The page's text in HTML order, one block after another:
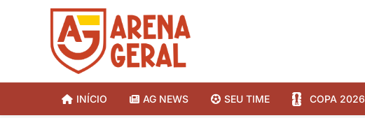
INÍCIO AG NEWS SEU TIME COPA 2026